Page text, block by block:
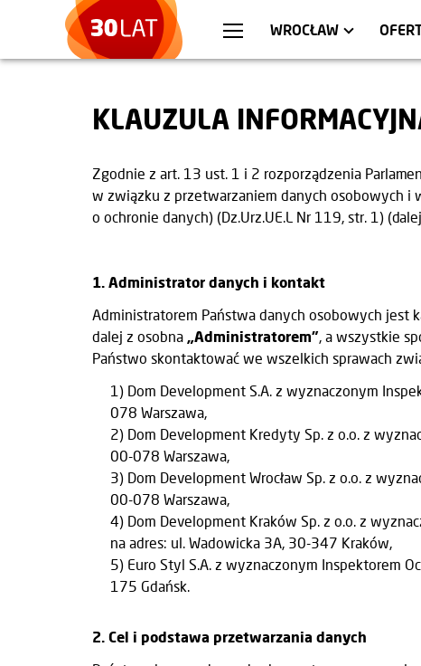
WROCŁAW
WARSZAWA
MIESZKANIA
KLAUZULA
Zgodnie z art. 13 ust. 1 i 2 rozporządzenia
w związku z przetwarzaniem danych osobowych i
o ochronie danych) (Dz.Urz.UE.L Nr 119, str. 1) (dalej
1. Administrator danych i kontakt
Administratorem Państwa danych osobowych jest
dalej z osobna „Administratorem”, a wszystkie
Państwo skontaktować we wszelkich sprawach
1) Dom Development S.A. z wyznaczonym
078 Warszawa,
2) Dom Development Kredyty Sp. z o.o. z
00-078 Warszawa,
3) Dom Development Wrocław Sp. z o.o. z
00-078 Warszawa,
4) Dom Development Kraków Sp. z o.o. z
na adres: ul. Wadowicka 3A, 30-347 Kraków,
5) Euro Styl S.A. z wyznaczonym Inspektorem
175 Gdańsk.
2. Cel i podstawa przetwarzania danych